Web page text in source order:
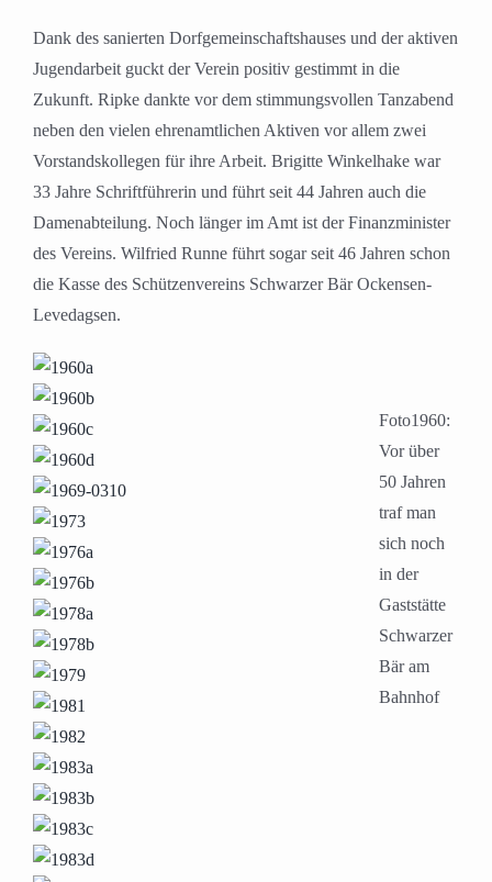
Dank des sanierten Dorfgemeinschaftshauses und der aktiven
Jugendarbeit guckt der Verein positiv gestimmt in die
Zukunft. Ripke dankte vor dem stimmungsvollen Tanzabend
neben den vielen ehrenamtlichen Aktiven vor allem zwei
Vorstandskollegen für ihre Arbeit. Brigitte Winkelhake war
33 Jahre Schriftführerin und führt seit 44 Jahren auch die
Damenabteilung. Noch länger im Amt ist der Finanzminister
des Vereins. Wilfried Runne führt sogar seit 46 Jahren schon
die Kasse des Schützenvereins Schwarzer Bär Ockensen-
Levedagsen.
Foto1960:
Vor über
50 Jahren
traf man
sich noch
in der
Gaststätte
Schwarzer
Bär am
Bahnhof